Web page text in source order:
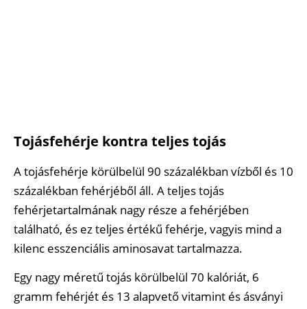
Tojásfehérje kontra teljes tojás
A tojásfehérje körülbelül 90 százalékban vízből és 10
százalékban fehérjéből áll. A teljes tojás
fehérjetartalmának nagy része a fehérjében
található, és ez teljes értékű fehérje, vagyis mind a
kilenc esszenciális aminosavat tartalmazza.
Egy nagy méretű tojás körülbelül 70 kalóriát, 6
gramm fehérjét és 13 alapvető vitamint és ásványi